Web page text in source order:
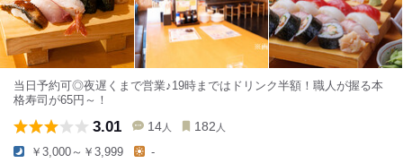
当日予約可◎夜遅くまで営業♪19時まではドリンク半額！職人が握る本
格寿司が65円～！
3.01 14 人 182 人
￥3,000～￥3,999 -